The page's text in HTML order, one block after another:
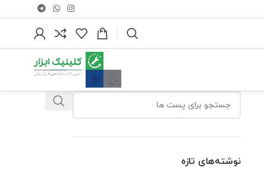
نوشته‌های تازه